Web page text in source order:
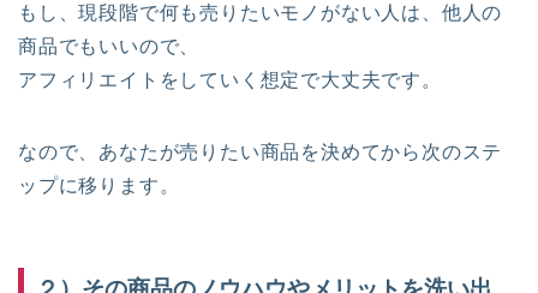
もし、現段階で何も売りたいモノがない人は、他人の
商品でもいいので、
アフィリエイトをしていく想定で大丈夫です。
なので、あなたが売りたい商品を決めてから次のステ
ップに移ります。